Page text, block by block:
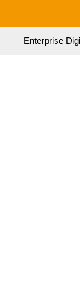
Enterprise